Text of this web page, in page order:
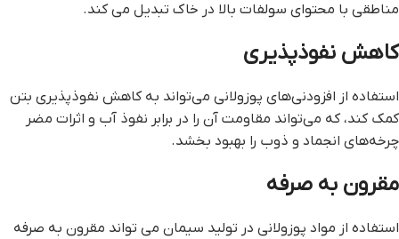
مناطقی با محتوای سولفات بالا در خاک تبدیل می کند.
کاهش نفوذپذیری
استفاده از افزودنی‌های پوزولانی می‌تواند به کاهش نفوذپذیری بتن
کمک کند، که می‌تواند مقاومت آن را در برابر نفوذ آب و اثرات مضر
چرخه‌های انجماد و ذوب را بهبود بخشد.
مقرون به صرفه
استفاده از مواد پوزولانی در تولید سیمان می تواند مقرون به صرفه